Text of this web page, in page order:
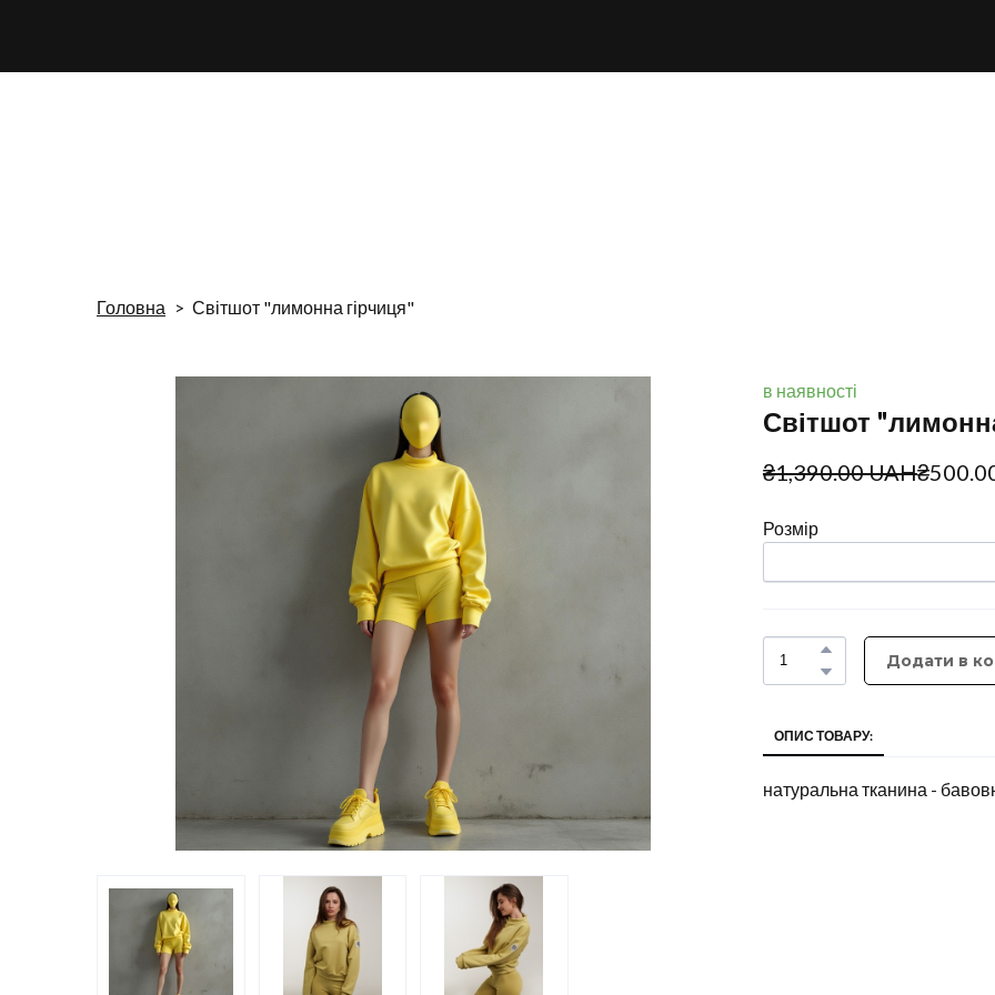
Головна Світшот "лимонна гірчиця"
в наявності
Світшот
₴1,390.00 UAH
Розмір
Додати в
ОПИС ТОВАРУ:
натуральна тканина -